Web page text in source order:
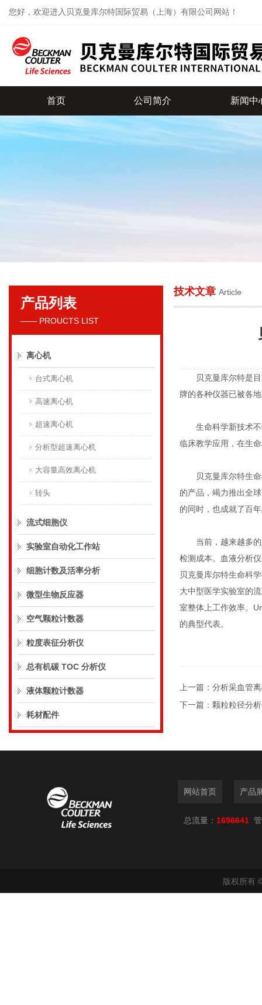
您好，欢迎进入贝克曼库尔特国际贸易（上海）有限公司网站！
贝克曼库尔特国际贸易（上海）有限公司
首页 公司简介 新闻中
产品列表
—— PROUCTS LIST
离心机
台式离心机
高速离心机
超速离心机
分析型超速离心机
大容量高效离心机
转头
流式细胞仪
实验室自动化工作站
细胞计数及活率分析
微型生物反应器
空气颗粒计数器
粒度表征分析仪
总有机碳 TOC 分析仪
液体颗粒计数器
耗材配件
技术文章 Article
贝克曼库尔特是目前
牌的各种仪器已被各
生命科学新技术不
临床教学应用，在生
贝克曼库尔特生命
的产品，竭力推出全
的同时，也成就了百
当前，越来越多的
检测成本。血液分析
贝克曼库尔特生命科
大中型医学实验室的
室整体上工作效率。
的典型代表。
上一篇： 分析采血管
下一篇： 颗粒粒径分
网站首页 产品
总流量： 1696641
版权所有